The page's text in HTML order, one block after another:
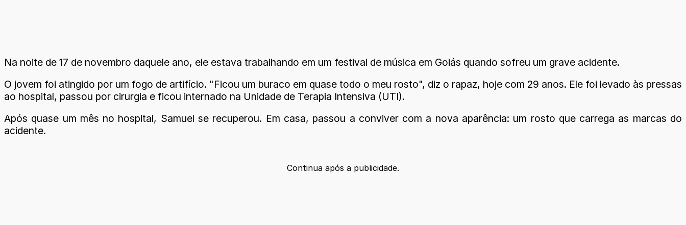
Na noite de 17 de novembro daquele ano, ele estava trabalhando em um festival de música em Goiás quando sofreu um grave acidente.
O jovem foi atingido por um fogo de artifício. "Ficou um buraco em quase todo o meu rosto", diz o rapaz, hoje com 29 anos. Ele foi levado às pressas
ao hospital, passou por cirurgia e ficou internado na Unidade de Terapia Intensiva (UTI).
Após quase um mês no hospital, Samuel se recuperou. Em casa, passou a conviver com a nova aparência: um rosto que carrega as marcas do
acidente.
Continua após a publicidade.